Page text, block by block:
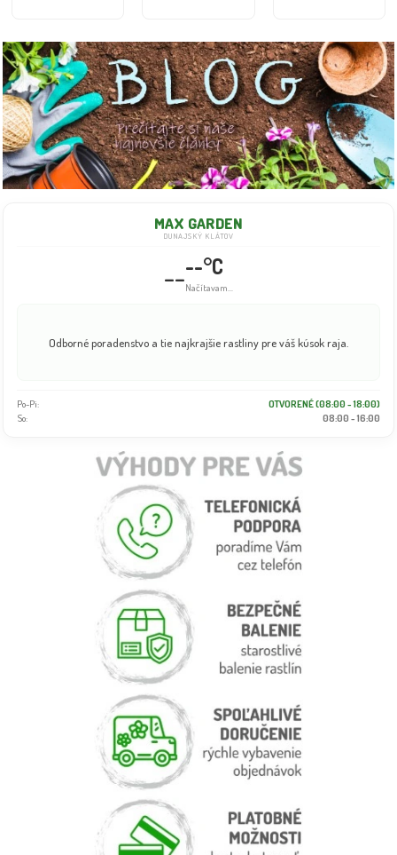
MAX GARDEN
DUNAJSKÝ KLÁTOV
----°C
Načítavam...
Odborné poradenstvo a tie najkrajšie rastliny pre váš kúsok raja.
Po-Pi:
OTVORENÉ (08:00 - 18:00)
So:
08:00 - 16:00